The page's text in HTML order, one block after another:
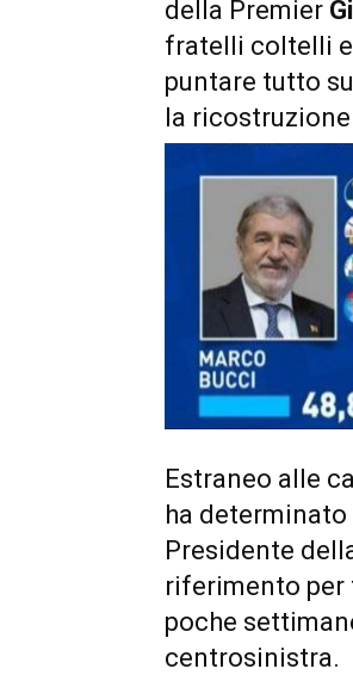
della Premier
fratelli coltelli e
puntare tutto
la
Estraneo alle
ha
Presidente
riferimento per
poche
centrosinistra.